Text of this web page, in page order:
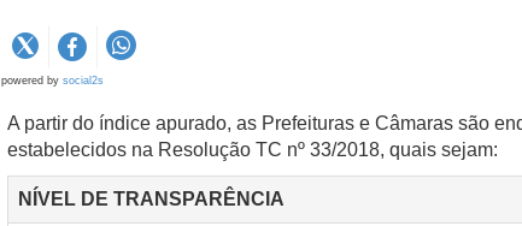
powered by social2s
A partir do índice apurado, as Prefeituras e Câmaras são
estabelecidos na Resolução TC nº 33/2018, quais sejam:
NÍVEL DE TRANSPARÊNCIA